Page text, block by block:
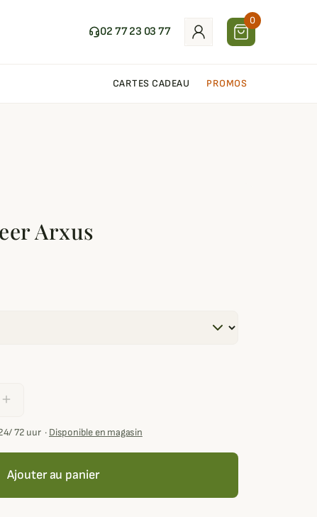
02 77 23 03 77
0
CARTES CADEAU PROMOS
Arxus
add
72 uur· Disponible en magasin
Ajouter au panier